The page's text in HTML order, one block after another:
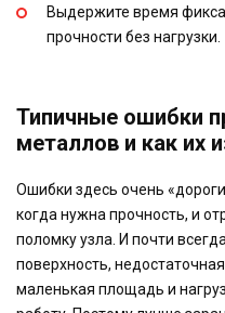
Выдержите время
прочности без нагрузки.
Типичные ошибки
металлов и как их
Ошибки здесь очень
когда нужна прочность, и
поломку узла. И почти
поверхность,
маленькая площадь и